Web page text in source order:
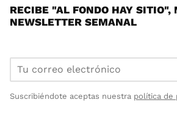
RECIBE "AL FONDO HAY SITIO",
NEWSLETTER SEMANAL
Suscribiéndote aceptas nuestra política de